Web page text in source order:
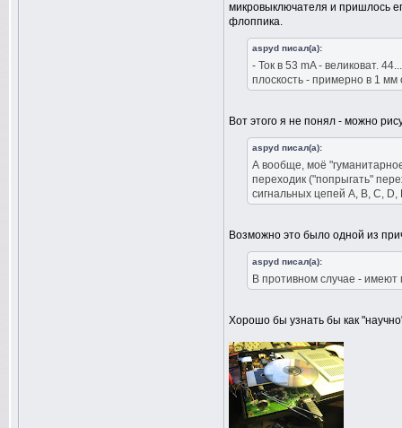
микровыключателя и пришлось
флоппика.
aspyd писал(а):
- Ток в 53 mA - великоват.
плоскость - примерно в 1 мм
Вот этого я не понял - можно
aspyd писал(а):
А вообще, моё
переходик ("попрыгать"
сигнальных цепей A, B, C,
Возможно это было одной из
aspyd писал(а):
В противном случае - имеют
Хорошо бы узнать бы как